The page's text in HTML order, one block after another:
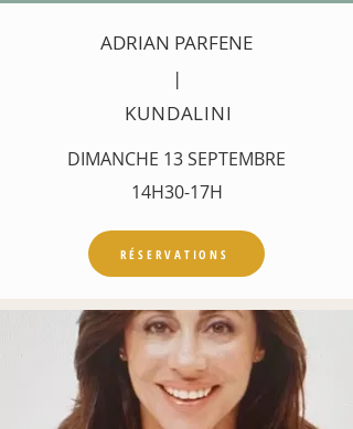
ADRIAN PARFENE
|
KUNDALINI
DIMANCHE 13 SEPTEMBRE
14H30-17H
RÉSERVATIONS